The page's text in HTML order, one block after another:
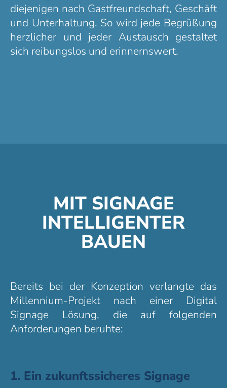
diejenigen nach Gastfreundschaft, Geschäft
und Unterhaltung. So wird jede Begrüßung
herzlicher und jeder Austausch gestaltet
sich reibungslos und erinnernswert.
MIT SIGNAGE
INTELLIGENTER
BAUEN
Bereits bei der Konzeption verlangte das
Millennium-Projekt nach einer Digital
Signage Lösung, die auf folgenden
Anforderungen beruhte:
1. Ein zukunftssicheres Signage